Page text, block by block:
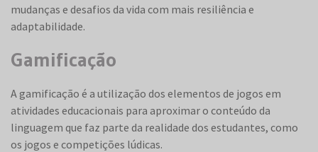
mudanças e desafios da vida com mais resiliência e
adaptabilidade.
Gamificação
A gamificação é a utilização dos elementos de jogos em
atividades educacionais para aproximar o conteúdo da
linguagem que faz parte da realidade dos estudantes, como
os jogos e competições lúdicas.